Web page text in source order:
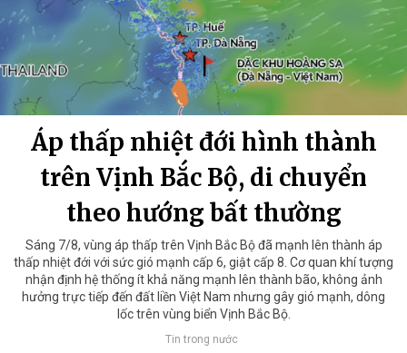
Áp thấp nhiệt đới hình thành
trên Vịnh Bắc Bộ, di chuyển
theo hướng bất thường
Sáng 7/8, vùng áp thấp trên Vịnh Bắc Bộ đã mạnh lên thành áp
thấp nhiệt đới với sức gió mạnh cấp 6, giật cấp 8. Cơ quan khí tượng
nhận định hệ thống ít khả năng mạnh lên thành bão, không ảnh
hưởng trực tiếp đến đất liền Việt Nam nhưng gây gió mạnh, dông
lốc trên vùng biển Vịnh Bắc Bộ.
Tin trong nước